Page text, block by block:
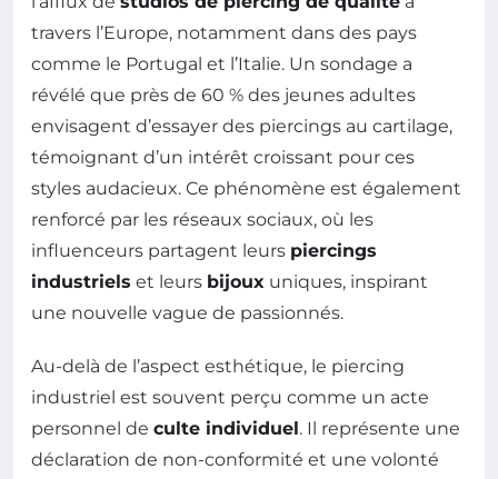
travers l’Europe, notamment dans des pays
comme le Portugal et l’Italie. Un sondage a
révélé que près de 60 % des jeunes adultes
envisagent d’essayer des piercings au cartilage,
témoignant d’un intérêt croissant pour ces
styles audacieux. Ce phénomène est également
renforcé par les réseaux sociaux, où les
influenceurs partagent leurs piercings
industriels et leurs bijoux uniques, inspirant
une nouvelle vague de passionnés.
Au-delà de l’aspect esthétique, le piercing
industriel est souvent perçu comme un acte
personnel de culte individuel. Il représente une
déclaration de non-conformité et une volonté